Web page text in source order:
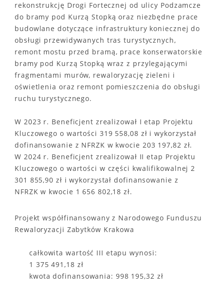
rekonstrukcję Drogi Fortecznej od ulicy Podzamcze
do bramy pod Kurzą Stopką oraz niezbędne prace
budowlane dotyczące infrastruktury koniecznej do
obsługi przewidywanych tras turystycznych,
remont mostu przed bramą, prace konserwatorskie
bramy pod Kurzą Stopką wraz z przylegającymi
fragmentami murów, rewaloryzację zieleni i
oświetlenia oraz remont pomieszczenia do obsługi
ruchu turystycznego.
W 2023 r. Beneficjent zrealizował I etap Projektu
Kluczowego o wartości 319 558,08 zł i wykorzystał
dofinansowanie z NFRZK w kwocie 203 197,82 zł.
W 2024 r. Beneficjent zrealizował II etap Projektu
Kluczowego o wartości w części kwalifikowalnej 2
301 855,90 zł i wykorzystał dofinansowanie z
NFRZK w kwocie 1 656 802,18 zł.
Projekt współfinansowany z Narodowego Funduszu
Rewaloryzacji Zabytków Krakowa
całkowita wartość III etapu wynosi:
1 375 491,18 zł
kwota dofinansowania: 998 195,32 zł